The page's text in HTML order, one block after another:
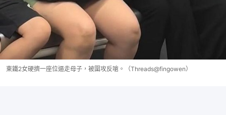
東鐵2女硬擠一座位逼走母子，被圍攻反嗆。（Threads@fingowen）